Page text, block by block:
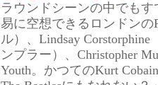
ラウンドシーンの中でも
易に空想できるロンドンの
ル）、Lindsay
ンプラー）、Christopher
Youth。かつてのKurt